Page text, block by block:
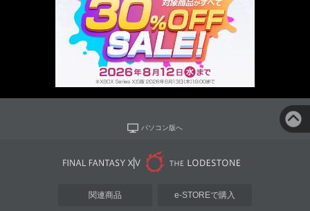
パソコン版へ
関連商品 e-STOREで購入